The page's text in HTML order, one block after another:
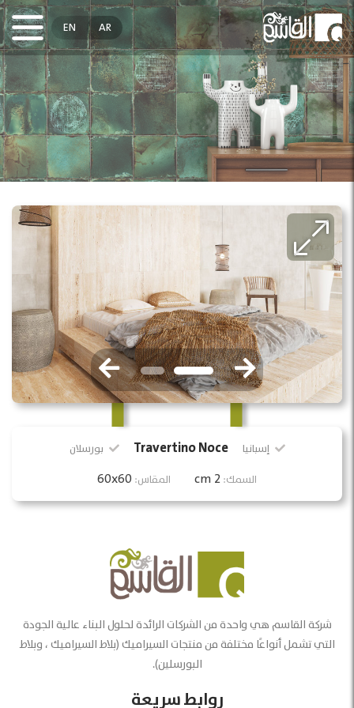
AR
EN
إسبانيا Travertino Noce
بورسلان
السمك:2 cm المقاس:60x60
شركة القاسم هي واحدة من الشركات الرائدة لحلول البناء عالية الجودة
التي تشمل أنواعًا مختلفة من منتجات السيراميك (بلاط السيراميك ، وبلاط
البورسلين).
روابط سريعة